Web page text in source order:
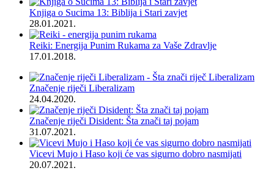
Knjiga o Sucima 13: Biblija i Stari zavjet
28.01.2021.
Reiki: Energija Punim Rukama za Vaše Zdravlje
17.01.2018.
Značenje riječi Liberalizam
24.04.2020.
Značenje riječi Disident: Šta znači taj pojam
31.07.2021.
Vicevi Mujo i Haso koji će vas sigurno dobro nasmijati
20.07.2021.